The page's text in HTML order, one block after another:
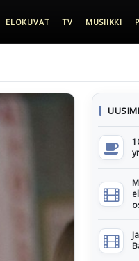
ELOKUVAT TV MUSIIKKI